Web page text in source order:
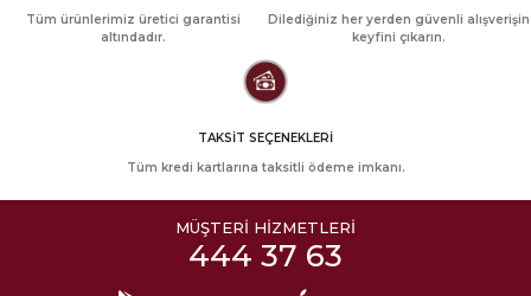
Tüm ürünlerimiz üretici garantisi
altındadır.
Dilediğiniz her yerden güvenli alışverişin
keyfini çıkarın.
TAKSİT SEÇENEKLERİ
Tüm kredi kartlarına taksitli ödeme imkanı.
MÜŞTERİ HİZMETLERİ
444 37 63